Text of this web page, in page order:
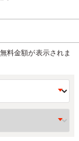
料金額が表示されま